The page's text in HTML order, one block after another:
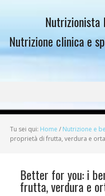
Nutrizionista
Nutrizione clinica e
Tu sei qui: Home / Nutrizione e
proprietà di frutta, verdura e
Better for you: i
frutta, verdura e